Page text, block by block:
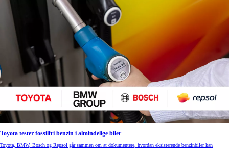
Toyota tester fossilfri benzin i almindelige biler
Toyota, BMW, Bosch og Repsol går sammen om at dokumentere, hvordan eksisterende benzinbiler kan